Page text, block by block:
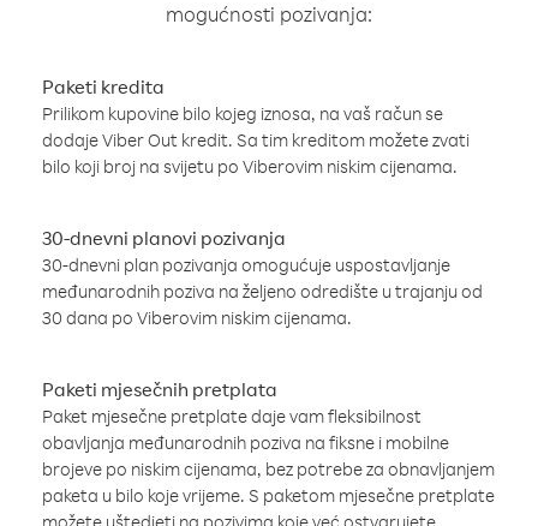
mogućnosti pozivanja:
Paketi kredita
Prilikom kupovine bilo kojeg iznosa, na vaš račun se
dodaje Viber Out kredit. Sa tim kreditom možete zvati
bilo koji broj na svijetu po Viberovim niskim cijenama.
30-dnevni planovi pozivanja
30-dnevni plan pozivanja omogućuje uspostavljanje
međunarodnih poziva na željeno odredište u trajanju od
30 dana po Viberovim niskim cijenama.
Paketi mjesečnih pretplata
Paket mjesečne pretplate daje vam fleksibilnost
obavljanja međunarodnih poziva na fiksne i mobilne
brojeve po niskim cijenama, bez potrebe za obnavljanjem
paketa u bilo koje vrijeme. S paketom mjesečne pretplate